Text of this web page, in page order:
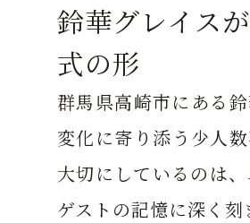
鈴華グレイス
式の形
群馬県高崎市にある
変化に寄り添う少人
大切にしているのは
ゲストの記憶に深く